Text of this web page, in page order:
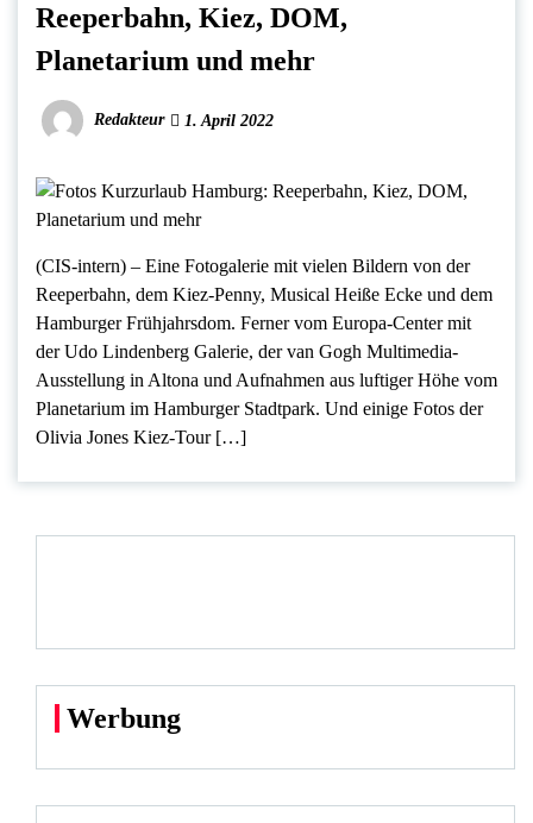
Reeperbahn, Kiez, DOM,
Planetarium und mehr
Redakteur 1. April 2022
(CIS-intern) – Eine Fotogalerie mit vielen Bildern von der
Reeperbahn, dem Kiez-Penny, Musical Heiße Ecke und dem
Hamburger Frühjahrsdom. Ferner vom Europa-Center mit
der Udo Lindenberg Galerie, der van Gogh Multimedia-
Ausstellung in Altona und Aufnahmen aus luftiger Höhe vom
Planetarium im Hamburger Stadtpark. Und einige Fotos der
Olivia Jones Kiez-Tour […]
Werbung